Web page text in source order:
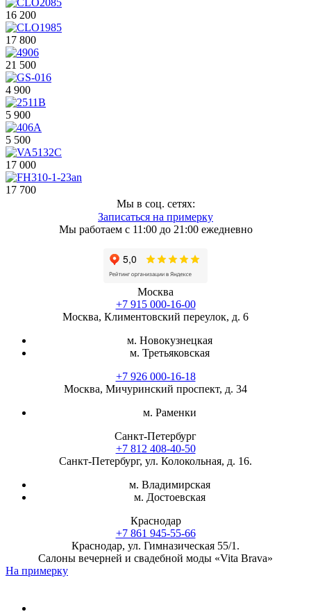
16 200
17 800
21 500
4 900
5 900
5 500
17 000
17 700
Мы в соц. сетях:
Записаться на примерку
Мы работаем с 11:00 до 21:00 ежедневно
Москва
+7 915 000-16-00
Москва, Климентовский переулок, д. 6
м. Новокузнецкая
м. Третьяковская
+7 926 000-16-18
Москва, Мичуринский проспект, д. 34
м. Раменки
Санкт-Петербург
+7 812 408-40-50
Санкт-Петербург, ул. Колокольная, д. 16.
м. Владимирская
м. Достоевская
Краснодар
+7 861 945-55-66
Краснодар, ул. Гимназическая 55/1.
Салоны вечерней и свадебной моды «Vita Brava»
На примерку